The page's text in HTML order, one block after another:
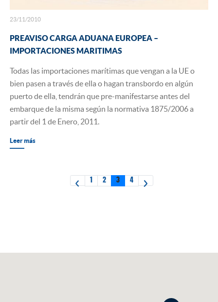
23/11/2010
PREAVISO CARGA ADUANA EUROPEA –
IMPORTACIONES MARITIMAS
Todas las importaciones marítimas que vengan a la UE o
bien pasen a través de ella o hagan transbordo en algún
puerto de ella, tendrán que pre-manifestarse antes del
embarque de la misma según la normativa 1875/2006 a
partir del 1 de Enero, 2011.
Leer más
« 1 2 3 4 »